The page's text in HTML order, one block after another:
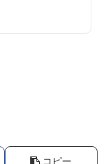
コピー